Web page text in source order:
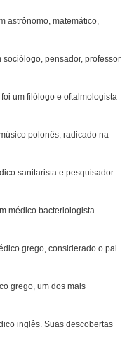
astrônomo, matemático,
sociólogo, pensador, professor
um filólogo e oftalmologista
polonês, radicado na
sanitarista e pesquisador
médico bacteriologista
grego, considerado o pai
grego, um dos mais
inglês. Suas descobertas